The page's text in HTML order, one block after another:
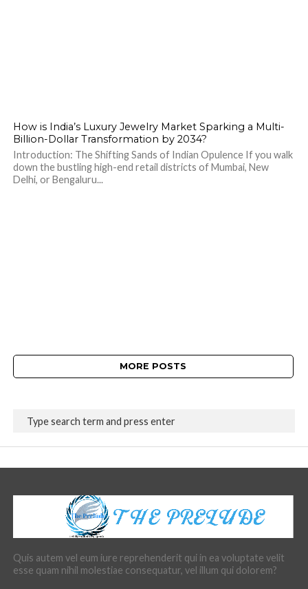
How is India’s Luxury Jewelry Market Sparking a Multi-
Billion-Dollar Transformation by 2034?
Introduction: The Shifting Sands of Indian Opulence If you walk
down the bustling high-end retail districts of Mumbai, New
Delhi, or Bengaluru...
MORE POSTS
Quis autem vel eum iure reprehenderit qui in ea voluptate velit
esse quam nihil molestiae consequatur, vel illum qui dolorem?